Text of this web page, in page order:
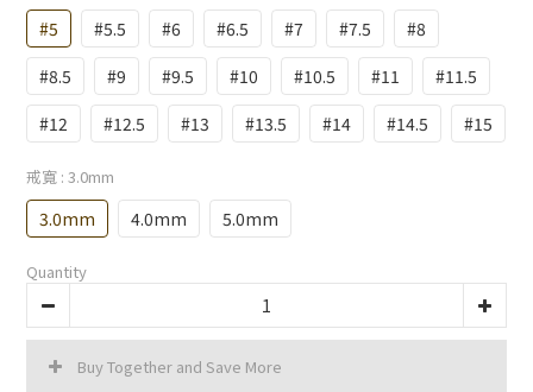
#5 #5.5 #6 #6.5 #7 #7.5
#8
#8.5
#9 #9.5 #10 #10.5 #11
#11.5
#12
#12.5 #13 #13.5 #14 #14.5 #15
戒寬 : 3.0mm
3.0mm 4.0mm 5.0mm
Quantity
Buy Together and Save More